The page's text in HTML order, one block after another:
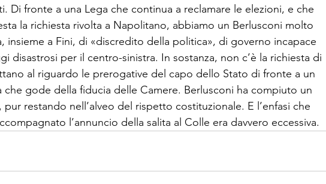
Di fron­te a una Lega che continua a reclamare le elezioni, e che
la richiesta rivolta a Napolitano, abbiamo un Berlusconi molto
insieme a Fini, di «discredito della politi­ca», di governo incapace
disastrosi per il centro-sinistra. In sostanza, non c’è la richiesta di
al riguardo le prerogati­ve del capo dello Stato di fronte a un
gode della fiducia delle Camere. Berlusconi ha compiuto un
restando nell’alveo del rispetto costituzionale. E l’en­fasi che
l’annuncio della salita al Colle era davve­ro eccessiva.